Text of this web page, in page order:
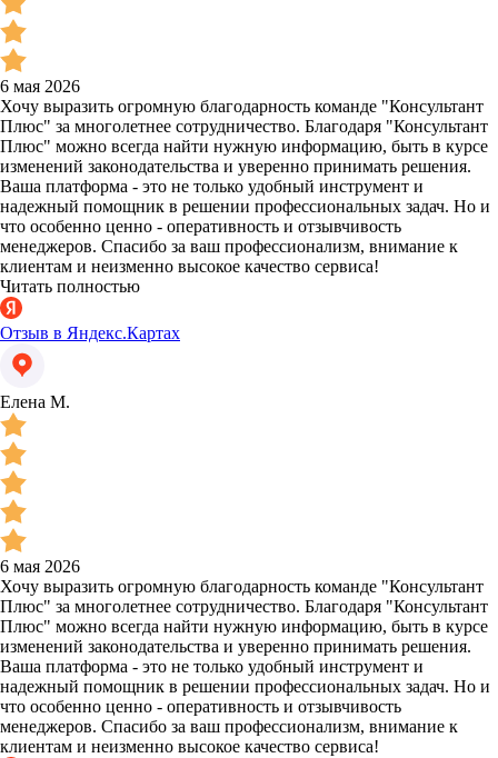
6 мая 2026
Хочу выразить огромную благодарность команде "Консультант
Плюс" за многолетнее сотрудничество. Благодаря "Консультант
Плюс" можно всегда найти нужную информацию, быть в курсе
изменений законодательства и уверенно принимать решения.
Ваша платформа - это не только удобный инструмент и
надежный помощник в решении профессиональных задач. Но и
что особенно ценно - оперативность и отзывчивость
менеджеров. Спасибо за ваш профессионализм, внимание к
клиентам и неизменно высокое качество сервиса!
Читать полностью
Отзыв в Яндекс.Картах
Елена М.
6 мая 2026
Хочу выразить огромную благодарность команде "Консультант
Плюс" за многолетнее сотрудничество. Благодаря "Консультант
Плюс" можно всегда найти нужную информацию, быть в курсе
изменений законодательства и уверенно принимать решения.
Ваша платформа - это не только удобный инструмент и
надежный помощник в решении профессиональных задач. Но и
что особенно ценно - оперативность и отзывчивость
менеджеров. Спасибо за ваш профессионализм, внимание к
клиентам и неизменно высокое качество сервиса!